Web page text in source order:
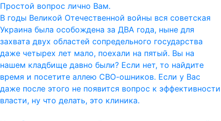
Простой вопрос лично Вам.
В годы Великой Отечественной войны вся советская
Украина была особождена за ДВА года, ныне для
захвата двух областей сопредельного государства
даже четырех лет мало, поехали на пятый. Вы на
нашем кладбище давно были? Если нет, то найдите
время и посетите аллею СВО-ошников. Если у Вас
даже после этого не появится вопрос к эффективности
власти, ну что делать, это клиника.